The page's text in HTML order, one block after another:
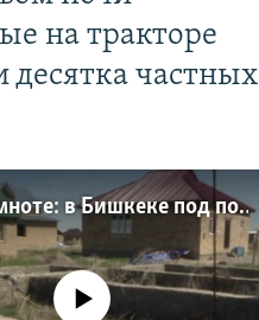
на тракторе
десятка частных
Погром в темноте: в Бишкеке под покровом ночи неизвестные на тракторе снесли три десятка частных домов
source currently available